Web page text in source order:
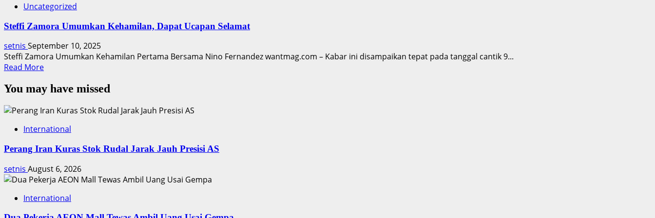
Uncategorized
Steffi Zamora Umumkan Kehamilan, Dapat Ucapan Selamat
setnis September 10, 2025
Steffi Zamora Umumkan Kehamilan Pertama Bersama Nino Fernandez wantmag.com – Kabar ini disampaikan tepat pada tanggal cantik 9...
Read MoreRead
about
Zamora
Kehamilan,
Ucapan
You may have missed
International
Perang Iran Kuras Stok Rudal Jarak Jauh Presisi AS
setnis August 6, 2026
International